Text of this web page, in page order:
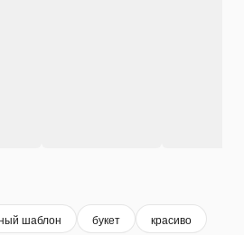
шаблон букет красиво